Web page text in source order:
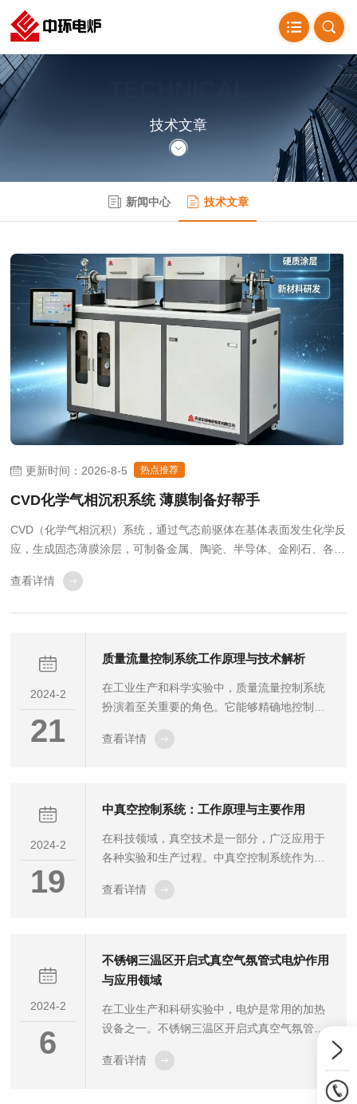
ARTICLE
技术文章
新闻中心 技术文章
更新时间：2026-8-5 热点推荐
CVD化学气相沉积系统 薄膜制备好帮手
CVD（化学气相沉积）系统，通过气态前驱体在基体表面发生化学反
应，生成固态薄膜涂层，可制备金属、陶瓷、半导体、金刚石、各类
材料、航空航天、科研高校等领域。1.半导体与微电子行业芯片制造
查看详情
2024-2
21
质量流量控制系统工作原理与技术解析
在工业生产和科学实验中，质量流量控制系统
扮演着至关重要的角色。它能够精确地控制和
和产品质量。本文将为您揭示质量流量控制系
本组成。质量流量控制系统主要由传感器、控
体的质量流量，并将信号传输给控制器;控制器
接收到信号后，根据预设值与实际值的比较结
据控制信号调节流体的流量，从而实现流...
查看详情
2024-2
19
中真空控制系统：工作原理与主要作用
在科技领域，真空技术是一部分，广泛应用于
各种实验和生产过程。中真空控制系统作为真
为您揭示中真空控制系统的奥秘，以及它的主
控制中等真空环境的设备。它通常由真空泵、
阀门、测量仪表和其他辅助设备组成，能够将
么，中真空控制系统的主要作用有哪些呢?提
供高度纯净的环境：中真空控制系统能够将环
的...
查看详情
2024-2
6
不锈钢三温区开启式真空气氛管式电炉作用
与应用领域
在工业生产和科研实验中，电炉是常用的加热
设备之一。不锈钢三温区开启式真空气氛管式
多领域都发挥着重要作用。本文将详细介绍该
查看详情